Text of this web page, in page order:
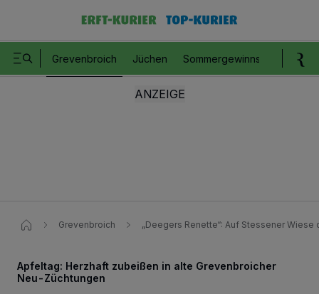
Grevenbroich Jüchen Sommergewinnspiel
Grevenbroich „Deegers Renette“: Auf Stessener
Apfeltag: Herzhaft zubeißen in alte Grevenbroicher
Neu-Züchtungen